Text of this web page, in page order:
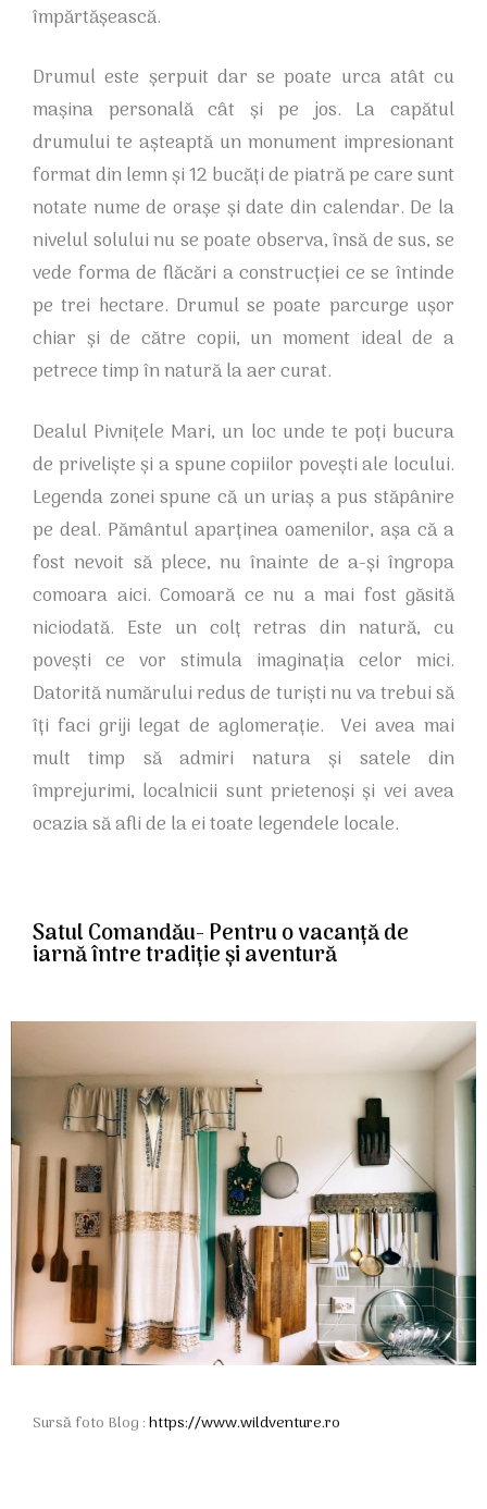
împărtășească.
Drumul este șerpuit dar se poate urca atât cu
mașina personală cât și pe jos. La capătul
drumului te așteaptă un monument impresionant
format din lemn și 12 bucăți de piatră pe care sunt
notate nume de orașe și date din calendar. De la
nivelul solului nu se poate observa, însă de sus, se
vede forma de flăcări a construcției ce se întinde
pe trei hectare. Drumul se poate parcurge ușor
chiar și de către copii, un moment ideal de a
petrece timp în natură la aer curat.
Dealul Pivnițele Mari, un loc unde te poți bucura
de priveliște și a spune copiilor povești ale locului.
Legenda zonei spune că un uriaș a pus stăpânire
pe deal. Pământul aparținea oamenilor, așa că a
fost nevoit să plece, nu înainte de a-și îngropa
comoara aici. Comoară ce nu a mai fost găsită
niciodată. Este un colț retras din natură, cu
povești ce vor stimula imaginația celor mici.
Datorită numărului redus de turiști nu va trebui să
îți faci griji legat de aglomerație. Vei avea mai
mult timp să admiri natura și satele din
împrejurimi, localnicii sunt prietenoși și vei avea
ocazia să afli de la ei toate legendele locale.
Satul Comandău- Pentru o vacanță de
iarnă între tradiție și aventură
Sursă foto Blog :https://www.wildventure.ro